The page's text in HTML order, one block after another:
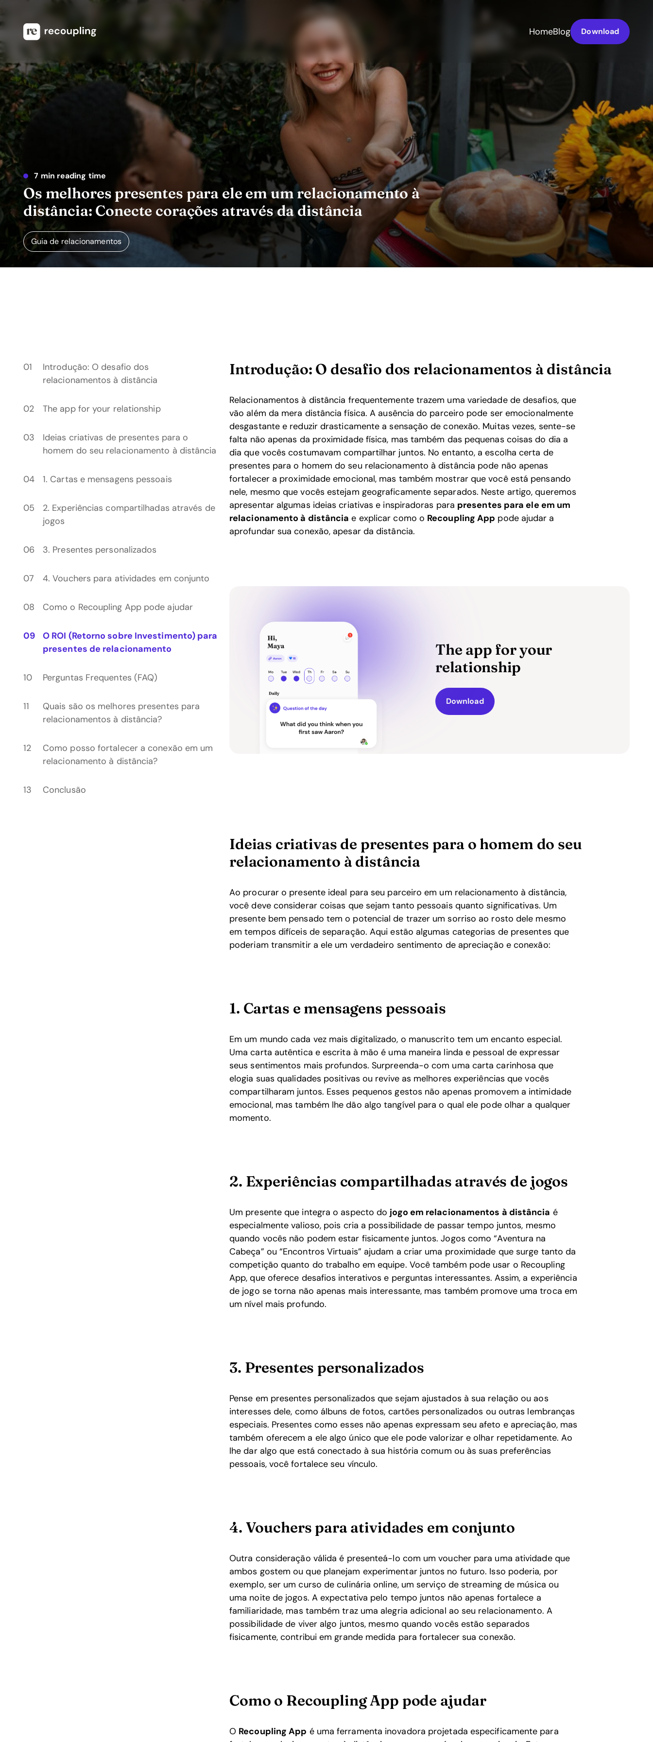
HomeBlog Download
7 min reading time
Os melhores presentes para ele em um relacionamento à
distância: Conecte corações através da distância
Guia de relacionamentos
Introdução: O desafio dos
relacionamentos à distância
The app for your relationship
Ideias criativas de presentes para o
homem do seu relacionamento à distância
1. Cartas e mensagens pessoais
2. Experiências compartilhadas através de
jogos
3. Presentes personalizados
4. Vouchers para atividades em conjunto
Como o Recoupling App pode ajudar
O ROI (Retorno sobre Investimento) para
presentes de relacionamento
Perguntas Frequentes (FAQ)
Quais são os melhores presentes para
relacionamentos à distância?
Como posso fortalecer a conexão em um
relacionamento à distância?
Conclusão
Introdução: O desafio dos relacionamentos à distância
Relacionamentos à distância frequentemente trazem uma variedade de desafios, que
vão além da mera distância física. A ausência do parceiro pode ser emocionalmente
desgastante e reduzir drasticamente a sensação de conexão. Muitas vezes, sente-se
falta não apenas da proximidade física, mas também das pequenas coisas do dia a
dia que vocês costumavam compartilhar juntos. No entanto, a escolha certa de
presentes para o homem do seu relacionamento à distância pode não apenas
fortalecer a proximidade emocional, mas também mostrar que você está pensando
nele, mesmo que vocês estejam geograficamente separados. Neste artigo, queremos
apresentar algumas ideias criativas e inspiradoras para presentes para ele em um
relacionamento à distância e explicar como o Recoupling App pode ajudar a
aprofundar sua conexão, apesar da distância.
The app for your
relationship
Download
Ideias criativas de presentes para o homem do seu
relacionamento à distância
Ao procurar o presente ideal para seu parceiro em um relacionamento à distância,
você deve considerar coisas que sejam tanto pessoais quanto significativas. Um
presente bem pensado tem o potencial de trazer um sorriso ao rosto dele mesmo
em tempos difíceis de separação. Aqui estão algumas categorias de presentes que
poderiam transmitir a ele um verdadeiro sentimento de apreciação e conexão:
1. Cartas e mensagens pessoais
Em um mundo cada vez mais digitalizado, o manuscrito tem um encanto especial.
Uma carta autêntica e escrita à mão é uma maneira linda e pessoal de expressar
seus sentimentos mais profundos. Surpreenda-o com uma carta carinhosa que
elogia suas qualidades positivas ou revive as melhores experiências que vocês
compartilharam juntos. Esses pequenos gestos não apenas promovem a intimidade
emocional, mas também lhe dão algo tangível para o qual ele pode olhar a qualquer
momento.
2. Experiências compartilhadas através de jogos
Um presente que integra o aspecto do jogo em relacionamentos à distância é
especialmente valioso, pois cria a possibilidade de passar tempo juntos, mesmo
quando vocês não podem estar fisicamente juntos. Jogos como “Aventura na
Cabeça” ou “Encontros Virtuais” ajudam a criar uma proximidade que surge tanto da
competição quanto do trabalho em equipe. Você também pode usar o Recoupling
App, que oferece desafios interativos e perguntas interessantes. Assim, a experiência
de jogo se torna não apenas mais interessante, mas também promove uma troca em
um nível mais profundo.
3. Presentes personalizados
Pense em presentes personalizados que sejam ajustados à sua relação ou aos
interesses dele, como álbuns de fotos, cartões personalizados ou outras lembranças
especiais. Presentes como esses não apenas expressam seu afeto e apreciação, mas
também oferecem a ele algo único que ele pode valorizar e olhar repetidamente. Ao
lhe dar algo que está conectado à sua história comum ou às suas preferências
pessoais, você fortalece seu vínculo.
4. Vouchers para atividades em conjunto
Outra consideração válida é presenteá-lo com um voucher para uma atividade que
ambos gostem ou que planejam experimentar juntos no futuro. Isso poderia, por
exemplo, ser um curso de culinária online, um serviço de streaming de música ou
uma noite de jogos. A expectativa pelo tempo juntos não apenas fortalece a
familiaridade, mas também traz uma alegria adicional ao seu relacionamento. A
possibilidade de viver algo juntos, mesmo quando vocês estão separados
fisicamente, contribui em grande medida para fortalecer sua conexão.
Como o Recoupling App pode ajudar
O Recoupling App é uma ferramenta inovadora projetada especificamente para